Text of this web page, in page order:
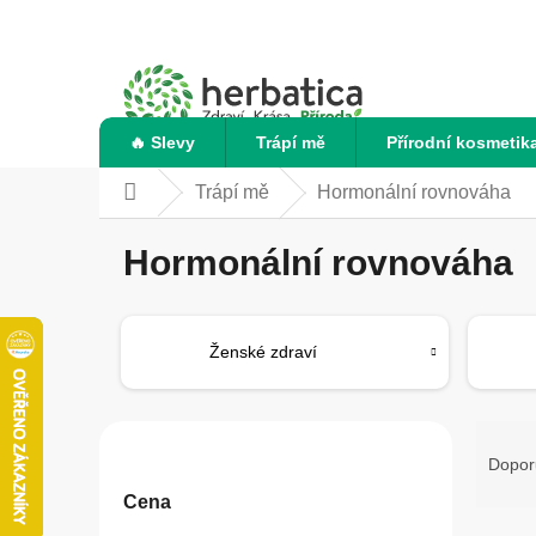
🔥 Slevy Trápí mě Přírodní
DomůTrápí mě Hormonální rovnováha
Hormonální rovnováha
Ženské zdraví
Cena
a